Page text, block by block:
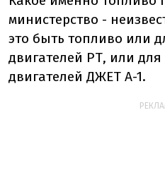
министерство -
это быть топливо или
двигателей РТ, или
двигателей ДЖЕТ А-1.